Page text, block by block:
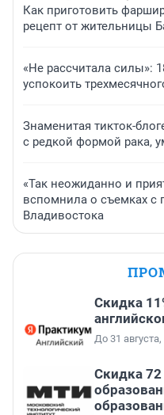
Как приготовить
рецепт от жительницы
«Не рассчитала силы»:
успокоить
Знаменитая тикток-
с редкой формой рака,
«Так неожиданно и
вспомнила о съемках с
Владивостока
Скидка
До 31
Скидка